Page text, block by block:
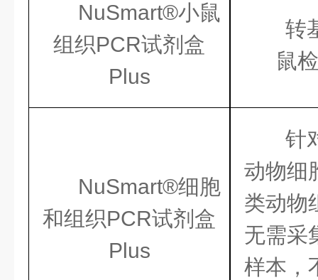
NuSmart®小鼠
组织PCR试剂盒
Plus
转
鼠
NuSmart®细胞
和组织PCR试剂盒
Plus
针
动物细
类动物
无需采
样本，